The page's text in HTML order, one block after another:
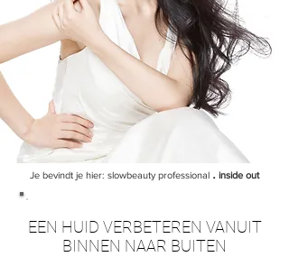
Je bevindt je hier: slowbeauty professional . inside out
EEN HUID VERBETEREN VANUIT
BINNEN NAAR BUITEN